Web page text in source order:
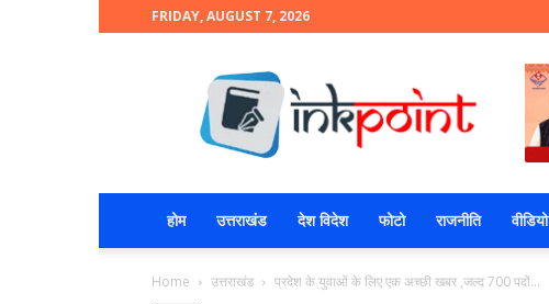
FRIDAY, AUGUST 7, 2026
होम उत्तराखंड देश विदेश फोटो राजनीति वीडियो
Home उत्तराखंड प्रदेश के युवाओं के लिए एक अच्छी खबर ,जल्द 700 पदों...